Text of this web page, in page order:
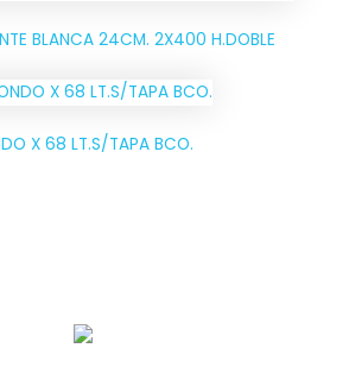
BLANCA 24CM. 2X400 H.DOBLE
X 68 LT.S/TAPA BCO.